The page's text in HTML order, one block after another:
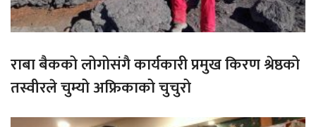
राबा बैकको लोगोसंगै कार्यकारी प्रमुख किरण श्रेष्ठको
तस्वीरले चुम्यो अफ्रिकाको चुचुरो